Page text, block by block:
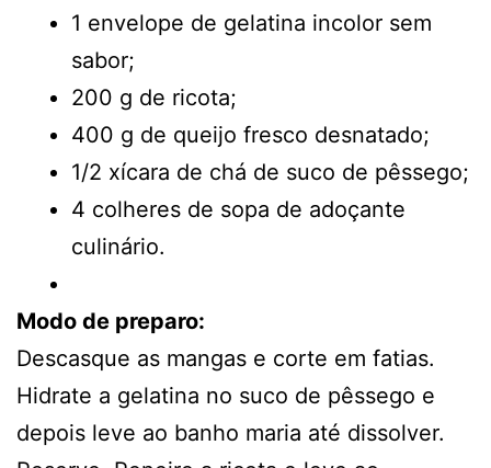
1 envelope de gelatina incolor sem
sabor;
200 g de ricota;
400 g de queijo fresco desnatado;
1/2 xícara de chá de suco de pêssego;
4 colheres de sopa de adoçante
culinário.
Modo de preparo:
Descasque as mangas e corte em fatias.
Hidrate a gelatina no suco de pêssego e
depois leve ao banho maria até dissolver.